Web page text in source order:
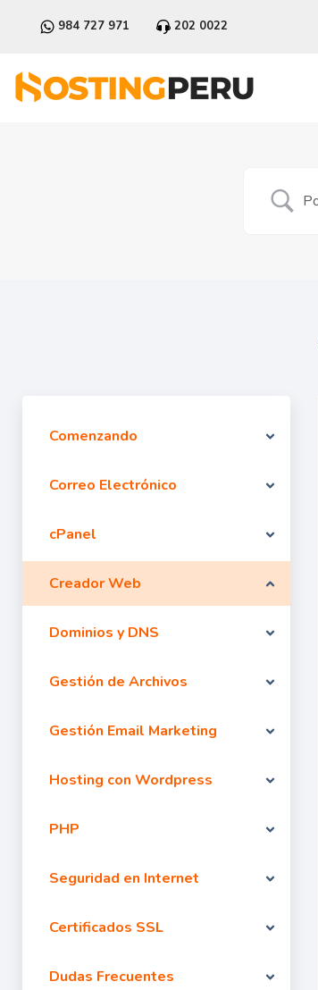
984 727 971 202 0022
Comenzando
Correo Electrónico
cPanel
Creador Web
Dominios y DNS
Gestión de Archivos
Gestión Email Marketing
Hosting con Wordpress
PHP
Seguridad en Internet
Certificados SSL
Dudas Frecuentes